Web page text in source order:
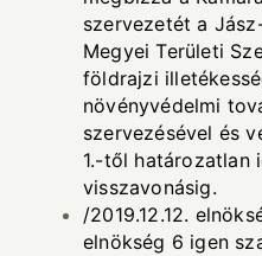
szervezetét a
Megyei Területi
földrajzi
növényvédelmi
szervezésével és
1.-től határozatlan
visszavonásig.
/2019.12.12.
elnökség 6 igen